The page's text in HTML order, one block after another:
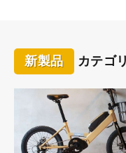
新製品 カテゴ